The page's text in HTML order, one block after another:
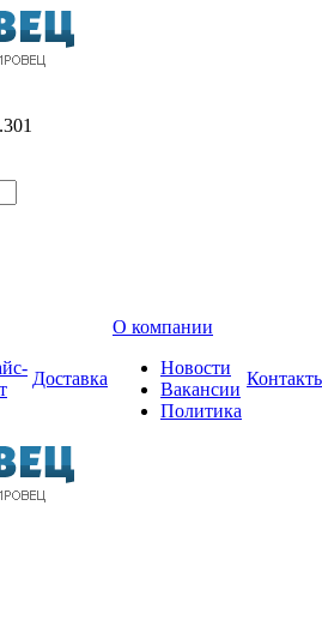
Доставка
О компании
Новости
Вакансии
Политика